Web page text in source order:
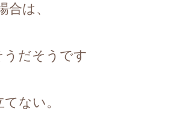
は、
だそうです
ない。